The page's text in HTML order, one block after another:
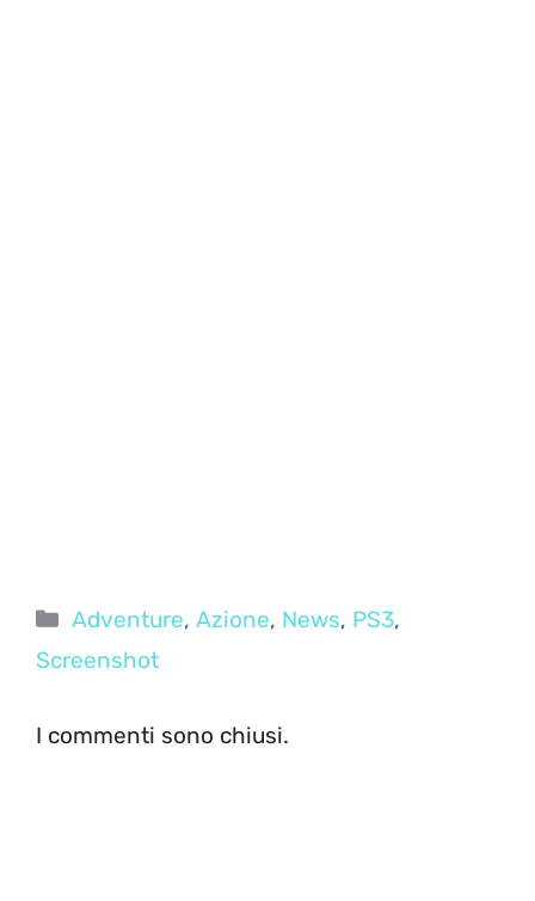
Categorie
Adventure,Azione, News, PS3,
Screenshot
I commenti sono chiusi.